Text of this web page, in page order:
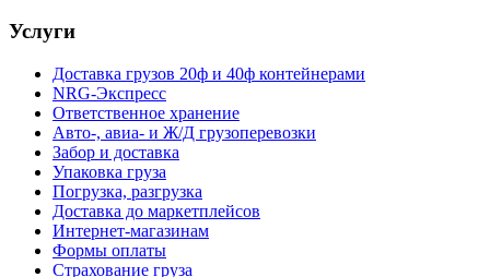
Услуги
Доставка грузов 20ф и 40ф контейнерами
NRG-Экспресс
Ответственное хранение
Авто-, авиа- и Ж/Д грузоперевозки
Забор и доставка
Упаковка груза
Погрузка, разгрузка
Доставка до маркетплейсов
Интернет-магазинам
Формы оплаты
Страхование груза